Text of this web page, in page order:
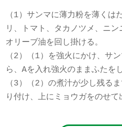
（1）サンマに薄力粉を薄くは
リ、トマト、タカノツメ、ニ
オリーブ油を回し掛ける。
（2）（1）を強火にかけ、サ
ら、Aを入れ強火のままふたを
（3）（2）の煮汁が少し残る
り付け、上にミョウガをのせて